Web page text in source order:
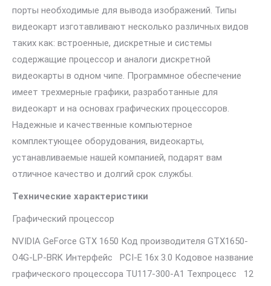
порты необходимые для вывода изображений. Типы
видеокарт изготавливают несколько различных видов
таких как: встроенные, дискретные и системы
содержащие процессор и аналоги дискретной
видеокарты в одном чипе. Программное обеспечение
имеет трехмерные графики, разработанные для
видеокарт и на основах графических процессоров.
Надежные и качественные компьютерное
комплектующее оборудования, видеокарты,
устанавливаемые нашей компанией, подарят вам
отличное качество и долгий срок службы.
Технические характеристики
Графический процессор
NVIDIA GeForce GTX 1650 Код производителя GTX1650-
O4G-LP-BRK Интерфейс PCI-E 16x 3.0 Кодовое название
графического процессора TU117-300-A1 Техпроцесс 12